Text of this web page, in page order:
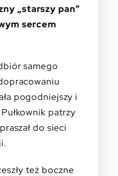
„starszy pan”
sercem
samego
pogodniejszy i
patrzy
do sieci
też boczne